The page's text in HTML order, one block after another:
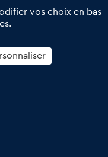
du commerce de
vos choix en bas